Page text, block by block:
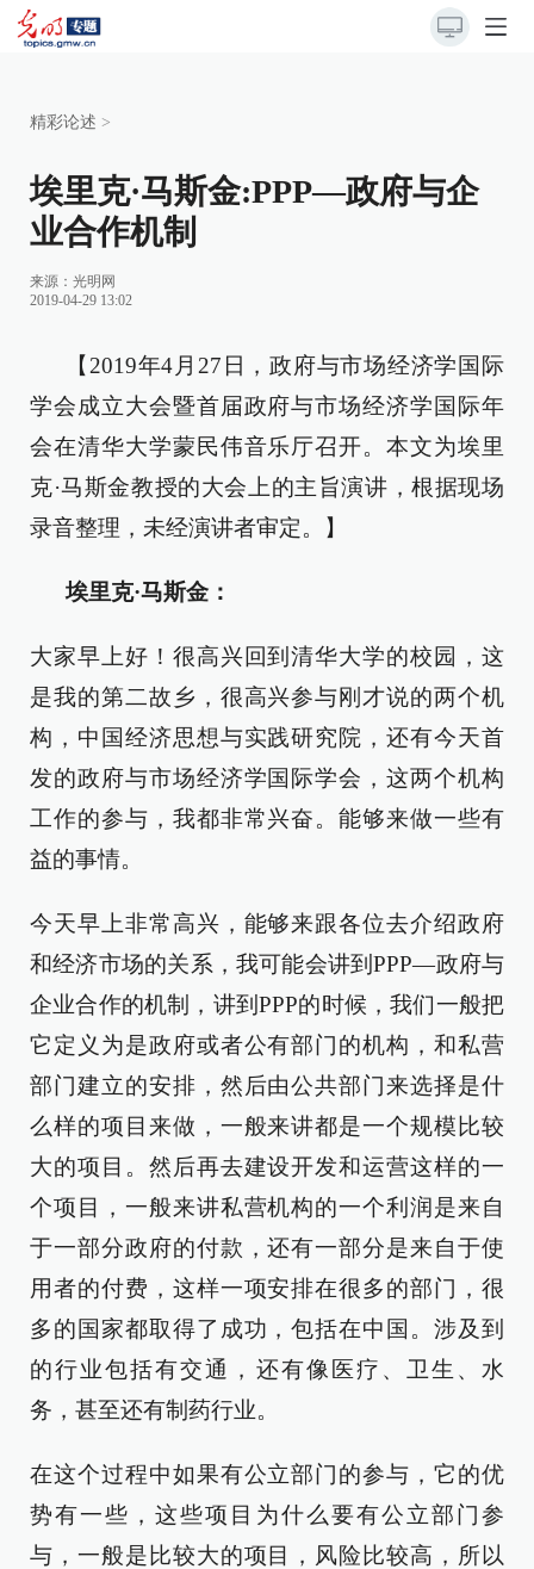
精彩论述 >
埃里克·马斯金:PPP—政府与企
业合作机制
来源： 光明网
2019-04-29 13:02
【2019年4月27日，政府与市场经济学国际
学会成立大会暨首届政府与市场经济学国际年
会在清华大学蒙民伟音乐厅召开。本文为埃里
克·马斯金教授的大会上的主旨演讲，根据现场
录音整理，未经演讲者审定。】
埃里克·马斯金：
大家早上好！很高兴回到清华大学的校园，这
是我的第二故乡，很高兴参与刚才说的两个机
构，中国经济思想与实践研究院，还有今天首
发的政府与市场经济学国际学会，这两个机构
工作的参与，我都非常兴奋。能够来做一些有
益的事情。
今天早上非常高兴，能够来跟各位去介绍政府
和经济市场的关系，我可能会讲到PPP—政府与
企业合作的机制，讲到PPP的时候，我们一般把
它定义为是政府或者公有部门的机构，和私营
部门建立的安排，然后由公共部门来选择是什
么样的项目来做，一般来讲都是一个规模比较
大的项目。然后再去建设开发和运营这样的一
个项目，一般来讲私营机构的一个利润是来自
于一部分政府的付款，还有一部分是来自于使
用者的付费，这样一项安排在很多的部门，很
多的国家都取得了成功，包括在中国。涉及到
的行业包括有交通，还有像医疗、卫生、水
务，甚至还有制药行业。
在这个过程中如果有公立部门的参与，它的优
势有一些，这些项目为什么要有公立部门参
与，一般是比较大的项目，风险比较高，所以